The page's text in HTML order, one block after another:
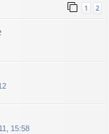
1 2
15:58